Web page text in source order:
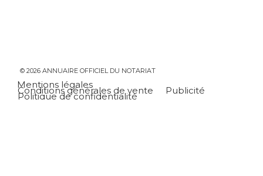
© 2026 ANNUAIRE OFFICIEL DU NOTARIAT
Mentions légales
Conditions générales de vente Publicité
Politique de confidentialité